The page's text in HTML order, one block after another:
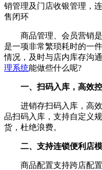
销管理及门店收银管理，
售闭环
商品管理、会员营销是
是一项非常繁琐耗时的一
情况，及时与店内库存沟
理系统能做些什么呢?
一、扫码入库，高效控
进销存扫码入库，高效
品扫码入库，支持自定义
货，杜绝浪费。
二、支持连锁便利店模
商品配置支持跨店配置